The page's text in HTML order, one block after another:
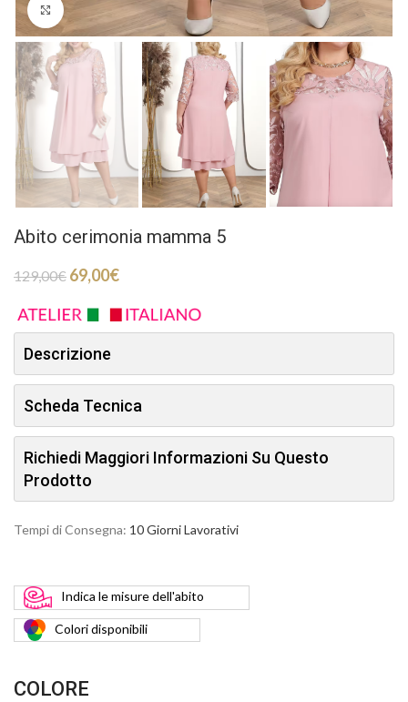
Click to enlarge
Abito cerimonia mamma 5
129,00€ 69,00€
Descrizione
Scheda Tecnica
Richiedi Maggiori Informazioni Su Questo
Prodotto
Tempi di Consegna: 10 Giorni Lavorativi
Indica le misure dell'abito
Coloridisponibili
COLORE